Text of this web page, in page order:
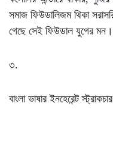
সমাজ ফিউডালিজম থিকা
গেছে সেই ফিউডাল যুগের মন।
৩.
বাংলা ভাষার ইনহেরেন্ট স্ট্রাকচার